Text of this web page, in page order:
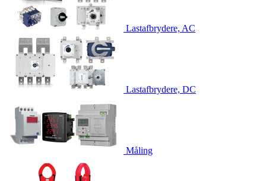
Lastafbrydere, AC
Lastafbrydere, DC
Måling